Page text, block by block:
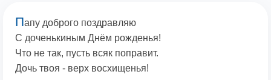
Папу доброго поздравляю
С доченькиным Днём рожденья!
Что не так, пусть всяк поправит.
Дочь твоя - верх восхищенья!